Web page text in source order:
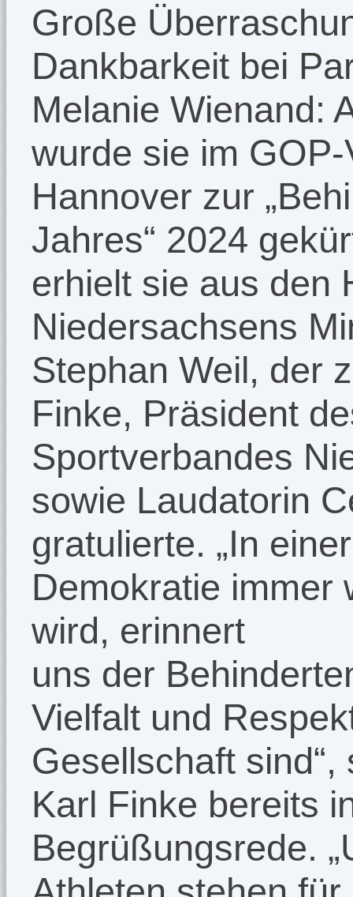
Große
Dankbarkeit bei
Melanie Wienand:
wurde sie im
Hannover zur
Jahres“ 2024
erhielt sie aus den
Niedersachsens
Stephan Weil, der
Finke, Präsident
Sportverbandes
sowie Laudatorin
gratulierte. „In
Demokratie immer
wird, erinnert
uns der
Vielfalt und
Gesellschaft
Karl Finke bereits
Begrüßungsrede.